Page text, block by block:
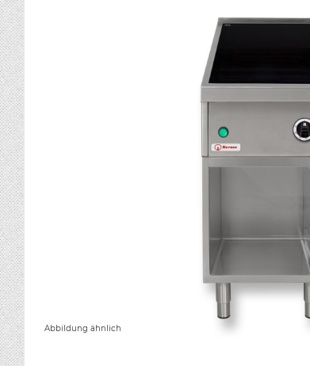
Abbildung ähnlich